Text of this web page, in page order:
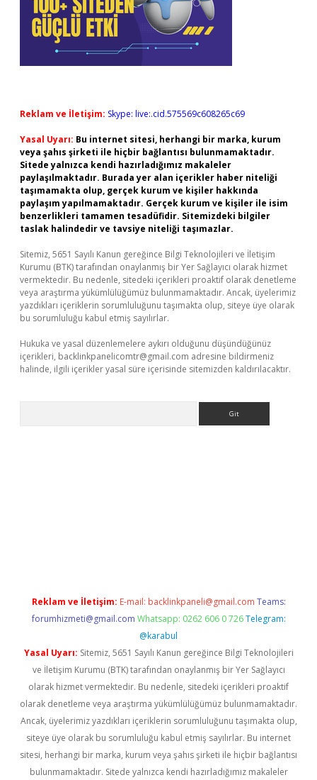
Reklam ve İletişim: Skype: live:.cid.575569c608265c69
Yasal Uyarı: Bu internet sitesi, herhangi bir marka, kurum
veya şahıs şirketi ile hiçbir bağlantısı bulunmamaktadır.
Sitede yalnızca kendi hazırladığımız makaleler
paylaşılmaktadır. Burada yer alan içerikler haber niteliği
taşımamakta olup, gerçek kurum ve kişiler hakkında
paylaşım yapılmamaktadır. Gerçek kurum ve kişiler ile isim
benzerlikleri tamamen tesadüfidir. Sitemizdeki bilgiler
taslak halindedir ve tavsiye niteliği taşımazlar.
Sitemiz, 5651 Sayılı Kanun gereğince Bilgi Teknolojileri ve İletişim
Kurumu (BTK) tarafından onaylanmış bir Yer Sağlayıcı olarak hizmet
vermektedir. Bu nedenle, sitedeki içerikleri proaktif olarak denetleme
veya araştırma yükümlülüğümüz bulunmamaktadır. Ancak, üyelerimiz
yazdıkları içeriklerin sorumluluğunu taşımakta olup, siteye üye olarak
bu sorumluluğu kabul etmiş sayılırlar.
Hukuka ve yasal düzenlemelere aykırı olduğunu düşündüğünüz
içerikleri, backlinkpanelicomtr@gmail.com adresine bildirmeniz
halinde, ilgili içerikler yasal süre içerisinde sitemizden kaldırılacaktır.
Reklam ve İletişim: E-mail: backlinkpaneli@gmail.com Teams:
forumhizmeti@gmail.com Whatsapp: 0262 606 0 726 Telegram:
@karabul
Yasal Uyarı: Sitemiz, 5651 Sayılı Kanun gereğince Bilgi Teknolojileri
ve İletişim Kurumu (BTK) tarafından onaylanmış bir Yer Sağlayıcı
olarak hizmet vermektedir. Bu nedenle, sitedeki içerikleri proaktif
olarak denetleme veya araştırma yükümlülüğümüz bulunmamaktadır.
Ancak, üyelerimiz yazdıkları içeriklerin sorumluluğunu taşımakta olup,
siteye üye olarak bu sorumluluğu kabul etmiş sayılırlar. Bu internet
sitesi, herhangi bir marka, kurum veya şahıs şirketi ile hiçbir bağlantısı
bulunmamaktadır. Sitede yalnızca kendi hazırladığımız makaleler